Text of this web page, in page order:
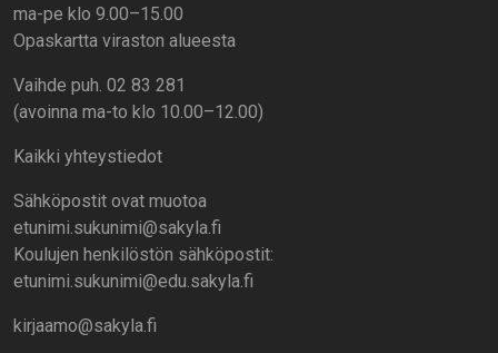
ma-pe klo 9.00–15.00
Opaskartta viraston alueesta
Vaihde puh. 02 83 281
(avoinna ma-to klo 10.00–12.00)
Kaikki yhteystiedot
Sähköpostit ovat muotoa
etunimi.sukunimi@sakyla.fi
Koulujen henkilöstön sähköpostit:
etunimi.sukunimi@edu.sakyla.fi
kirjaamo@sakyla.fi